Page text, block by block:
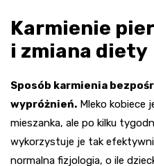
Karmienie
i zmiana diety
Sposób karmienia
wypróżnień. Mleko kobiece
mieszanka, ale po kilku
wykorzystuje je tak
normalna fizjologia, o ile